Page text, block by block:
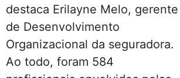
destaca Erilayne Melo, gerente
de Desenvolvimento
Organizacional da seguradora.
Ao todo, foram 584